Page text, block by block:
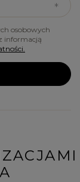
osobowych
informacją